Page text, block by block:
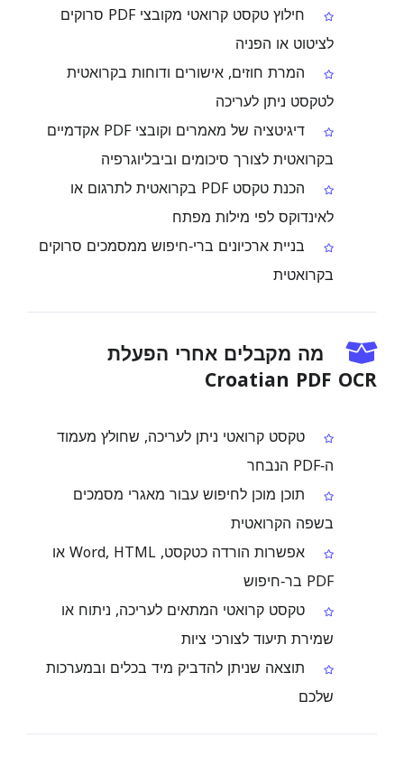
חילוץ טקסט קרואטי מקובצי PDF סרוקים
לציטוט או הפניה
המרת חוזים, אישורים ודוחות בקרואטית
לטקסט ניתן לעריכה
דיגיטציה של מאמרים וקובצי PDF אקדמיים
בקרואטית לצורך סיכומים וביבליוגרפיה
הכנת טקסט PDF בקרואטית לתרגום או
לאינדוקס לפי מילות מפתח
בניית ארכיונים ברי‑חיפוש ממסמכים סרוקים
בקרואטית
מה מקבלים אחרי הפעלת
Croatian PDF OCR
טקסט קרואטי ניתן לעריכה, שחולץ מעמוד
ה‑PDF הנבחר
תוכן מוכן לחיפוש עבור מאגרי מסמכים
בשפה הקרואטית
אפשרות הורדה כטקסט, Word, HTML או
PDF בר‑חיפוש
טקסט קרואטי המתאים לעריכה, ניתוח או
שמירת תיעוד לצורכי ציות
תוצאה שניתן להדביק מיד בכלים ובמערכות
שלכם